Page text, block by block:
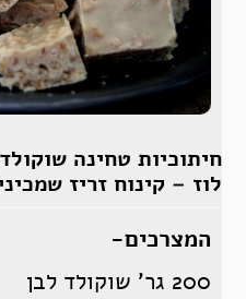
חיתוכיות טחינה
לוז – קינוח זריז שמכינים ב-
המצרכים-
200 גר’ שוקולד לבן